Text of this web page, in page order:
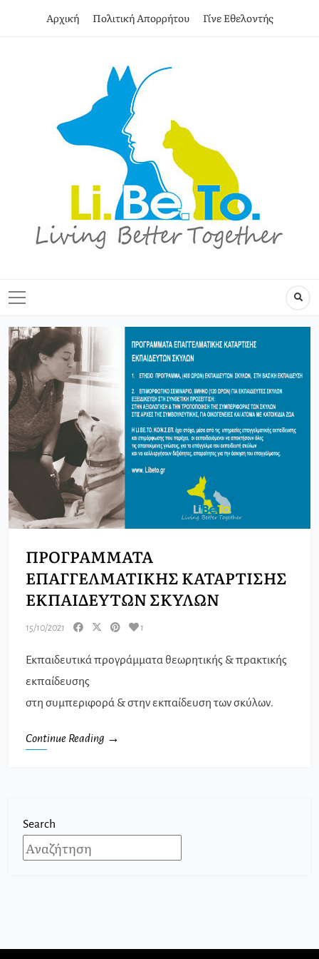
Αρχική Πολιτική Απορρήτου Γίνε Εθελοντής
ΠΡΟΓΡΑΜΜΑΤΑ
ΕΠΑΓΓΕΛΜΑΤΙΚΗΣ ΚΑΤΑΡΤIΣΗΣ
ΕΚΠΑΙΔΕΥΤΩΝ ΣΚΥΛΩΝ
15/10/2021 1
Εκπαιδευτικά προγράμματα θεωρητικής & πρακτικής
εκπαίδευσης
στη συμπεριφορά & στην εκπαίδευση των σκύλων.
Continue Reading →
Search